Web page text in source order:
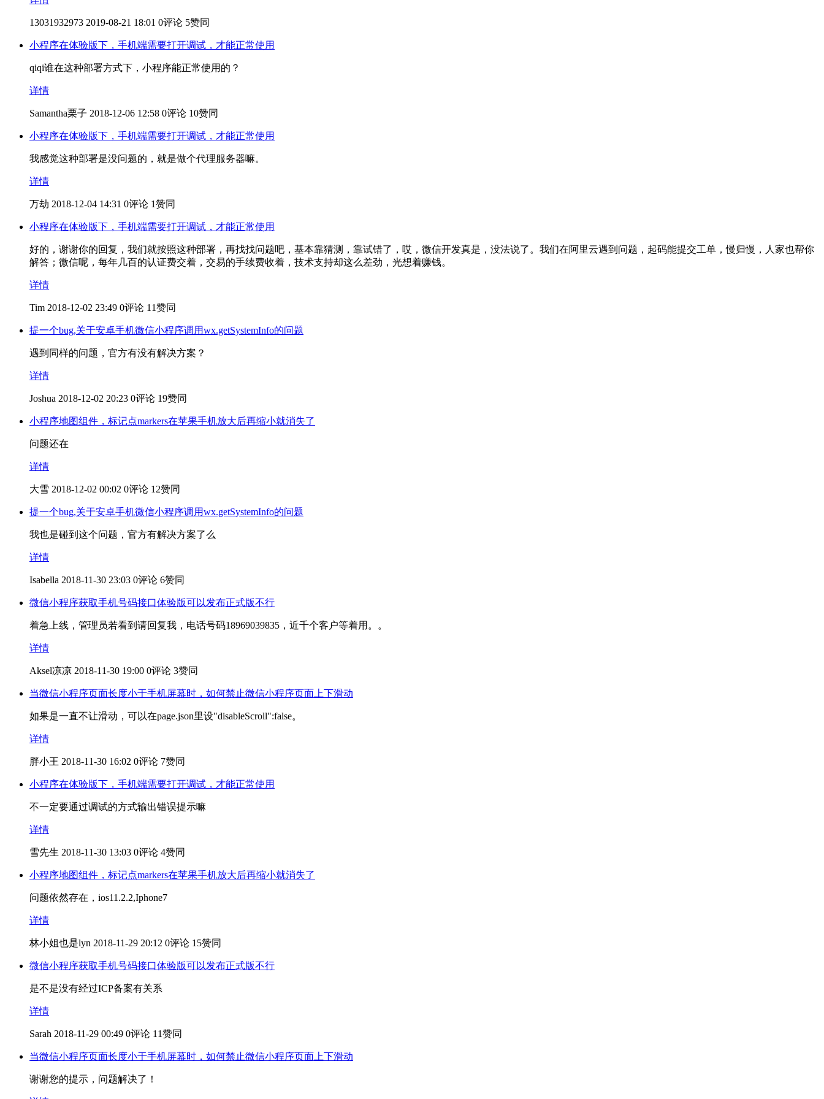
13031932973 2019-08-21 18:01 0评论 5赞同
小程序在体验版下，手机端需要打开调试，才能正常使用
qiqi谁在这种部署方式下，小程序能正常使用的？
详情
Samantha栗子 2018-12-06 12:58 0评论 10赞同
小程序在体验版下，手机端需要打开调试，才能正常使用
我感觉这种部署是没问题的，就是做个代理服务器嘛。
详情
万劫 2018-12-04 14:31 0评论 1赞同
小程序在体验版下，手机端需要打开调试，才能正常使用
好的，谢谢你的回复，我们就按照这种部署，再找找问题吧，基本靠猜测，靠试错了，哎，微信开发真是，没法说了。我们在阿里云遇到问题，起码能提交工单，慢归慢，人家也帮你
解答；微信呢，每年几百的认证费交着，交易的手续费收着，技术支持却这么差劲，光想着赚钱。
详情
Tim 2018-12-02 23:49 0评论 11赞同
提一个bug,关于安卓手机微信小程序调用wx.getSystemInfo的问题
遇到同样的问题，官方有没有解决方案？
详情
Joshua 2018-12-02 20:23 0评论 19赞同
小程序地图组件，标记点markers在苹果手机放大后再缩小就消失了
问题还在
详情
大雪 2018-12-02 00:02 0评论 12赞同
提一个bug,关于安卓手机微信小程序调用wx.getSystemInfo的问题
我也是碰到这个问题，官方有解决方案了么
详情
Isabella 2018-11-30 23:03 0评论 6赞同
微信小程序获取手机号码接口体验版可以发布正式版不行
着急上线，管理员若看到请回复我，电话号码18969039835，近千个客户等着用。。
详情
Aksel凉凉 2018-11-30 19:00 0评论 3赞同
当微信小程序页面长度小于手机屏幕时，如何禁止微信小程序页面上下滑动
如果是一直不让滑动，可以在page.json里设"disableScroll":false。
详情
胖小王 2018-11-30 16:02 0评论 7赞同
小程序在体验版下，手机端需要打开调试，才能正常使用
不一定要通过调试的方式输出错误提示嘛
详情
雪先生 2018-11-30 13:03 0评论 4赞同
小程序地图组件，标记点markers在苹果手机放大后再缩小就消失了
问题依然存在，ios11.2.2,Iphone7
详情
林小姐也是lyn 2018-11-29 20:12 0评论 15赞同
微信小程序获取手机号码接口体验版可以发布正式版不行
是不是没有经过ICP备案有关系
详情
Sarah 2018-11-29 00:49 0评论 11赞同
当微信小程序页面长度小于手机屏幕时，如何禁止微信小程序页面上下滑动
谢谢您的提示，问题解决了！